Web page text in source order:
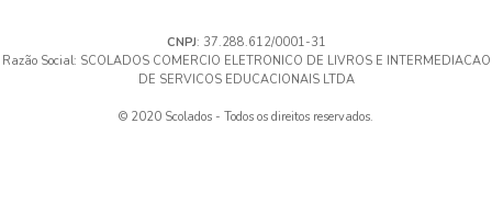
CNPJ: 37.288.612/0001-31
Razão Social: SCOLADOS COMERCIO ELETRONICO DE LIVROS E INTERMEDIACAO
DE SERVICOS EDUCACIONAIS LTDA
© 2020 Scolados - Todos os direitos reservados.